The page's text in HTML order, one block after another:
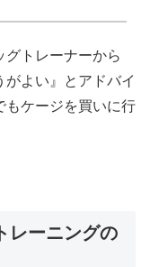
グトレーナーから
がよい』とアドバイ
もケージを買いに行
レーニングの